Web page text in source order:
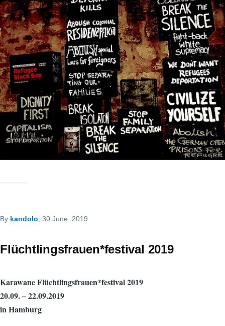
By kandolo, 30 June, 2019
Flüchtlingsfrauen*festival 2019
Karawane Flüchtlingsfrauen*festival 2019
20.09. – 22.09.2019
in Hamburg